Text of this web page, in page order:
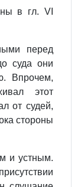
в гл. VI
перед
суда они
Впрочем,
этот
от судей,
стороны
и устным.